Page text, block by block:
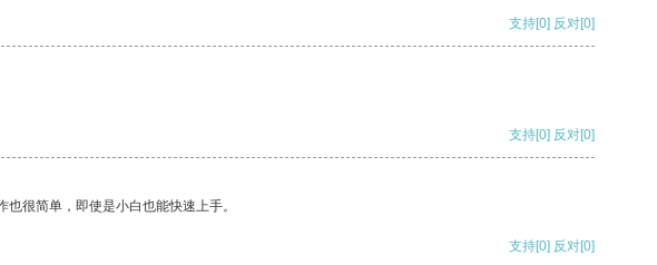
支持[0] 反对[0]
支持[0] 反对[0]
很简单，即使是小白也能快速上手。
支持[0] 反对[0]